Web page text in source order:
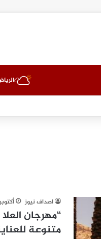
اصداف نيوز أكتوبر 10,
“مهرجان
متنوعة